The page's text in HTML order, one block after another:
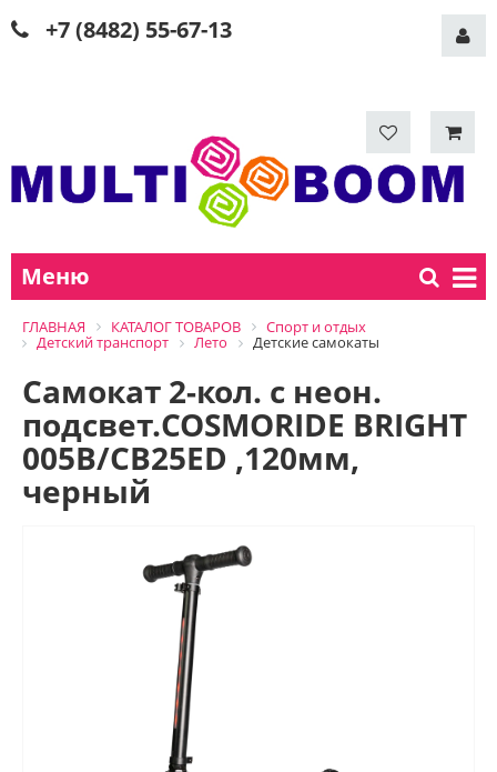
+7 (8482) 55-67-13
Меню
ГЛАВНАЯ КАТАЛОГ ТОВАРОВ
Спорт и отдых
Детский транспорт
Лето Детские самокаты
Самокат 2-кол. с неон.
подсвет.COSMORIDE BRIGHT
005B/CB25ED ,120мм,
черный